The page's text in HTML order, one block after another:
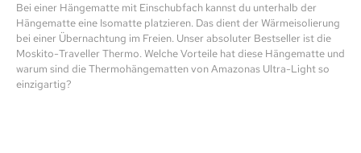
Bei einer Hängematte mit Einschubfach kannst du unterhalb der
Hängematte eine Isomatte platzieren. Das dient der Wärmeisolierung
bei einer Übernachtung im Freien. Unser absoluter Bestseller ist die
Moskito-Traveller Thermo. Welche Vorteile hat diese Hängematte und
warum sind die Thermohängematten von Amazonas Ultra-Light so
einzigartig?